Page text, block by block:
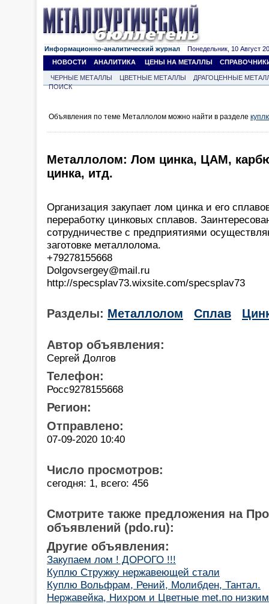
Информационно-аналитический журнал Понедельник, 10 Август
НОВОСТИ
АНАЛИТИКА ЦЕНЫ НА МЕТАЛЛЫ
ЧЕРНЫЕ МЕТАЛЛЫ ЦВЕТНЫЕ МЕТАЛЛЫ
ДРАГОЦЕННЫЕ
ПОИСК
Объявления по теме Металлолом можно найти в разделе
Металлолом: Лом цинка, ЦАМ,
цинка, итд.
Организация закупает лом цинка и его
переработку цинковых сплавов.
сотрудничестве с предприятиями
заготовке металлолома.
+79278155668
Dolgovsergey@mail.ru
http://specsplav73.wixsite.com/specsplav73
Разделы: Металлолом Сплав
Автор объявления:
Сергей Долгов
Телефон:
Росс9278155668
Регион:
Отправлено:
07-09-2020 10:40
Число просмотров:
сегодня: 1, всего: 456
Смотрите также предложения на
объявлений (pdo.ru):
Другие объявления:
Закупаем лом ! ДОРОГО !!!
Куплю Стружку нержавеющей стали
Куплю Вольфрам, Рений, Молибден, Тантал.
Нержавейка, Нихром и Цветные met.по